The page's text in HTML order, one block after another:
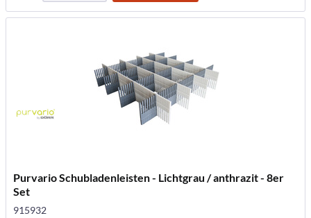
Purvario Schubladenleisten - Lichtgrau / anthrazit - 8er
Set
915932